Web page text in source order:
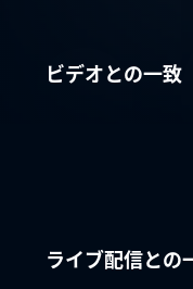
ビデオとの一致
ライブ配信との